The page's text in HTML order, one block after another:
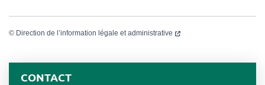
© Direction de l’information légale et administrative
CONTACT